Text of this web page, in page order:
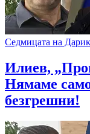
Седмицата на Дарик
Илиев,
Нямаме
безгрешни!